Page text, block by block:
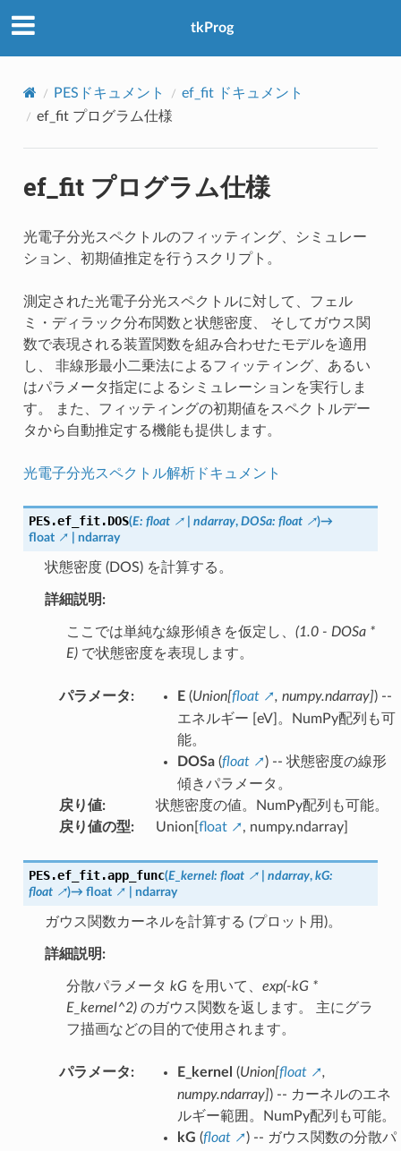
tkProg
PESドキュメント
ef_fit ドキュメント
ef_fit プログラム仕様
ef_fit プログラム仕様
光電子分光スペクトルのフィッティング、シミュレー
ション、初期値推定を行うスクリプト。
測定された光電子分光スペクトルに対して、フェル
ミ・ディラック分布関数と状態密度、 そしてガウス関
数で表現される装置関数を組み合わせたモデルを適用
し、 非線形最小二乗法によるフィッティング、あるい
はパラメータ指定によるシミュレーションを実行しま
す。 また、フィッティングの初期値をスペクトルデー
タから自動推定する機能も提供します。
光電子分光スペクトル解析ドキュメント
PES.ef_fit.DOS(E: float ndarray, DOSa: float )→
float
ndarray
状態密度 (DOS) を計算する。
詳細説明:
ここでは単純な線形傾きを仮定し、 (1.0 - DOSa *
E)で状態密度を表現します。
パラメータ: E(Union[float , numpy.ndarray]) --
エネルギー [eV]。NumPy配列も可
能。
DOSa(float
) -- 状態密度の線形
傾きパラメータ。
戻り値:
状態密度の値。NumPy配列も可能。
戻り値の型: Union[ float , numpy.ndarray]
PES.ef_fit.app_func(E_kernel: float ndarray, kG:
float
)→ float ndarray
ガウス関数カーネルを計算する (プロット用)。
詳細説明:
分散パラメータ kGを用いて、 exp(-kG *
E_kernel^2)のガウス関数を返します。 主にグラ
フ描画などの目的で使用されます。
パラメータ: E_kernel (Union[float
,
numpy.ndarray]) -- カーネルのエネ
ルギー範囲。NumPy配列も可能。
kG (float
) -- ガウス関数の分散パ
アクセス数：0